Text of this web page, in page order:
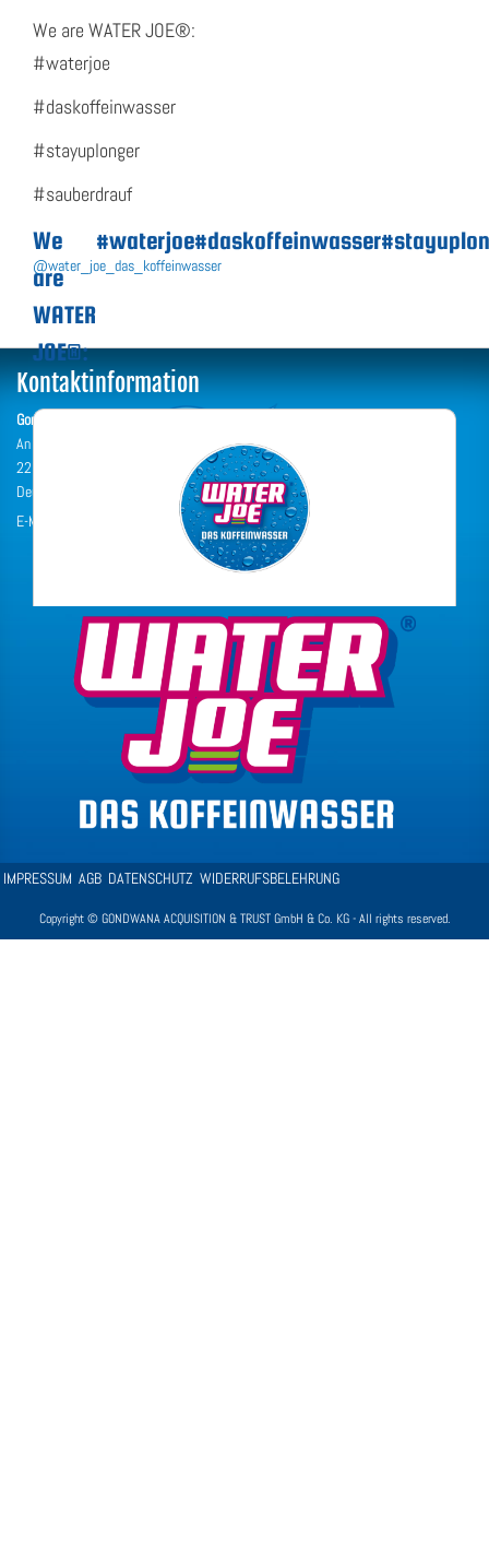
We are WATER JOE®:
#waterjoe
#daskoffeinwasser
#stayuplonger
#sauberdrauf
We
are
WATER
JOE®:
#waterjoe#daskoffeinwasser
@water_joe_das_koffeinwasser
Kontaktinformation
Gondwana Acquisition & Trust GmbH & Co. KG
An der Lohe 1
22962 Siek
Deutschland
E-Mail: sales@gat.eu
IMPRESSUM AGB DATENSCHUTZ WIDERRUFSBELEHRUNG
Copyright © GONDWANA ACQUISITION & TRUST GmbH & Co. KG - All rights reserved.